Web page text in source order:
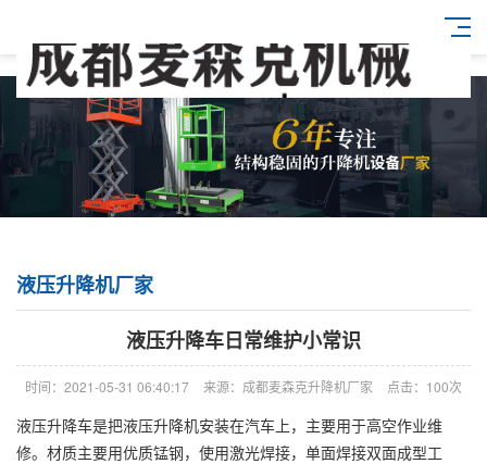
液压升降机厂家
液压升降车日常维护小常识
时间：2021-05-31 06:40:17 来源：成都麦森克升降机厂家 点击：100次
液压升降车是把液压升降机安装在汽车上，主要用于高空作业维
修。材质主要用优质锰钢，使用激光焊接，单面焊接双面成型工